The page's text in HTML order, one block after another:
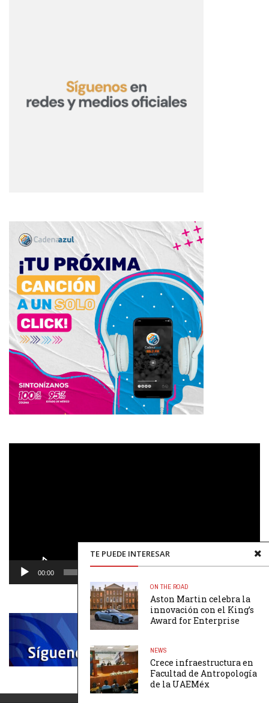
TE PUEDE INTERESAR
ON THE ROAD
Aston Martin celebra la
innovación con el King’s
Award for Enterprise
NEWS
Crece infraestructura en
Facultad de Antropología
de la UAEMéx
00:00